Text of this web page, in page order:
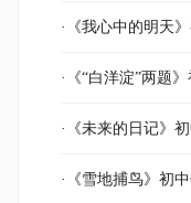
·《我心中的明天
·《“白洋淀”两题
·《未来的日记》
·《雪地捕鸟》初